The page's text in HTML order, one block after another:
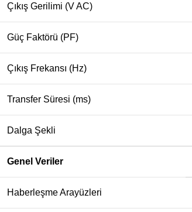
Çıkış Gerilimi (V AC)
Güç Faktörü (PF)
Çıkış Frekansı (Hz)
Transfer Süresi (ms)
Dalga Şekli
Genel Veriler
Haberleşme Arayüzleri